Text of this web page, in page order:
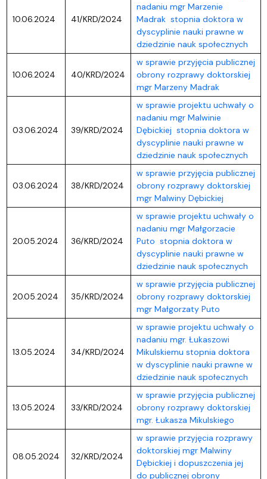
10.06.2024 41/KRD/2024
nadaniu mgr Marzenie
Madrak stopnia doktora w
dyscyplinie nauki prawne w
dziedzinie nauk społecznych
10.06.2024 40/KRD/2024
w sprawie przyjęcia publicznej
obrony rozprawy doktorskiej
mgr Marzeny Madrak
03.06.2024 39/KRD/2024
w sprawie projektu uchwały o
nadaniu mgr Malwinie
Dębickiej stopnia doktora w
dyscyplinie nauki prawne w
dziedzinie nauk społecznych
03.06.2024 38/KRD/2024
w sprawie przyjęcia publicznej
obrony rozprawy doktorskiej
mgr Malwiny Dębickiej
20.05.2024 36/KRD/2024
w sprawie projektu uchwały o
nadaniu mgr Małgorzacie
Puto stopnia doktora w
dyscyplinie nauki prawne w
dziedzinie nauk społecznych
20.05.2024 35/KRD/2024
w sprawie przyjęcia publicznej
obrony rozprawy doktorskiej
mgr Małgorzaty Puto
13.05.2024 34/KRD/2024
w sprawie projektu uchwały o
nadaniu mgr. Łukaszowi
Mikulskiemu stopnia doktora
w dyscyplinie nauki prawne w
dziedzinie nauk społecznych
13.05.2024 33/KRD/2024
w sprawie przyjęcia publicznej
obrony rozprawy doktorskiej
mgr. Łukasza Mikulskiego
08.05.2024 32/KRD/2024
w sprawie przyjęcia rozprawy
doktorskiej mgr Malwiny
Dębickiej i dopuszczenia jej
do publicznej obrony